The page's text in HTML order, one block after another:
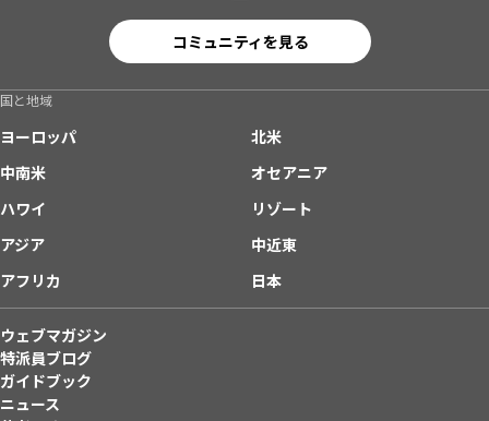
コミュニティを見る
国と地域
ヨーロッパ
北米
中南米
オセアニア
ハワイ
リゾート
アジア
中近東
アフリカ
日本
ウェブマガジン
特派員ブログ
ガイドブック
ニュース